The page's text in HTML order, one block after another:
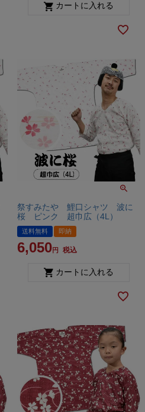
カートに入れる
祭すみたや 鯉口シャツ 波に
桜 ピンク 超巾広（4L）
送料無料 即納
6,050 税込
カートに入れる